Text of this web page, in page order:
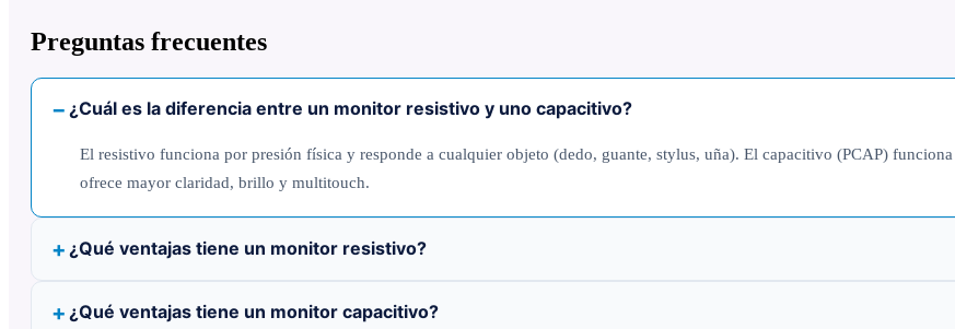
Preguntas frecuentes
¿Cuál es la diferencia entre un monitor resistivo y uno capacitivo?
El resistivo funciona por presión física y responde a cualquier objeto (dedo, guante, stylus, uña). El capacitivo (PCAP)
ofrece mayor claridad, brillo y multitouch.
¿Qué ventajas tiene un monitor resistivo?
¿Qué ventajas tiene un monitor capacitivo?